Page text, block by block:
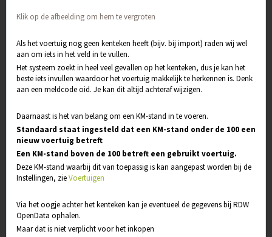
Klik op de afbeelding om hem te vergroten
Als het voertuig nog geen kenteken heeft (bijv. bij import) raden wij wel
aan om iets in het veld in te vullen.
Het systeem zoekt in heel veel gevallen op het kenteken, dus je kan het
beste iets invullen waardoor het voertuig makkelijk te herkennen is. Denk
aan een meldcode oid. Je kan dit altijd achteraf wijzigen.
Daarnaast is het van belang om een KM-stand in te voeren.
Standaard staat ingesteld dat een KM-stand onder de 100 een
nieuw voertuig betreft
Een KM-stand boven de 100 betreft een gebruikt voertuig.
Deze KM-stand waarbij dit van toepassig is kan aangepast worden bij de
Instellingen, zieVoertuigen
Via het oogje achter het kenteken kan je eventueel de gegevens bij RDW
OpenData ophalen.
Maar dat is niet verplicht voor het inkopen